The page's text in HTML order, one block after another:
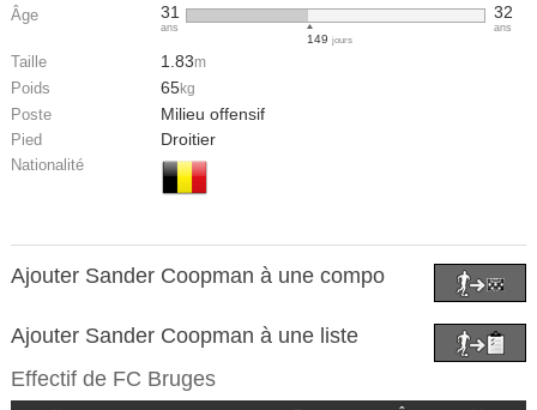
Âge 31
ans
149jours
32
ans
Taille 1.83m
Poids 65kg
Poste Milieu offensif
Pied Droitier
Nationalité
Ajouter Sander Coopman à une compo
Ajouter Sander Coopman à une liste
Effectif de FC Bruges